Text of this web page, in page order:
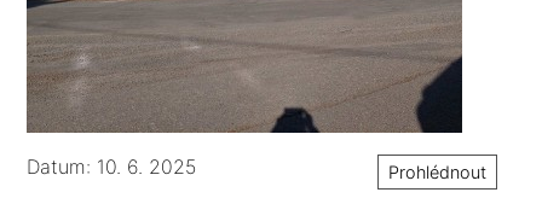
Datum: 10. 6. 2025 Prohlédnout